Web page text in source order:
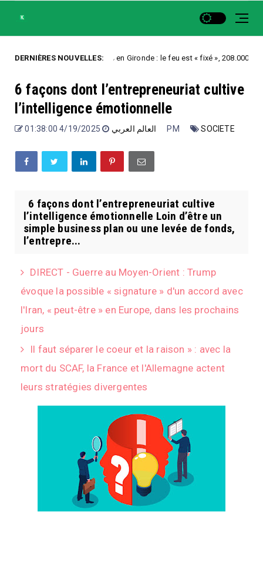
DERNIÈRES NOUVELLES:
Incendies en Gironde : le feu est « fixé », 208.000 évacués ont
6 façons dont l’entrepreneuriat cultive
l’intelligence émotionnelle
العالم العربي 4/19/2025 01:38:00 PM SOCIETE
6 façons dont l’entrepreneuriat cultive
l’intelligence émotionnelle Loin d’être un
simple business plan ou une levée de fonds,
l’entrepre...
DIRECT - Guerre au Moyen-Orient : Trump
évoque la possible « signature » d'un accord avec
l'Iran, « peut-être » en Europe, dans les prochains
jours
Il faut séparer le coeur et la raison » : avec la
mort du SCAF, la France et l'Allemagne actent
leurs stratégies divergentes